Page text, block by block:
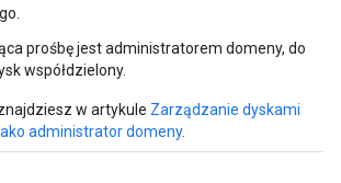
prośbę jest administratorem domeny, do
współdzielony.
w artykule Zarządzanie dyskami
administrator domeny.